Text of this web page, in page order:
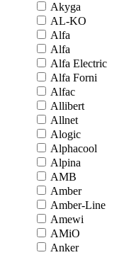
Akyga
AL-KO
Alfa
Alfa
Alfa Electric
Alfa Forni
Alfac
Allibert
Allnet
Alogic
Alphacool
Alpina
AMB
Amber
Amber-Line
Amewi
AMiO
Anker